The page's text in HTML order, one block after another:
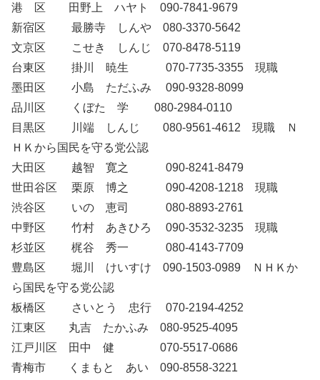
港 区 田野上 ハヤト 090-7841-9679
新宿区 最勝寺 しんや 080-3370-5642
文京区 こせき しんじ 070-8478-5119
台東区 掛川 暁生 070-7735-3355 現職
墨田区 小島 ただふみ 090-9328-8099
品川区 くぼた 学 080-2984-0110
目黒区 川端 しんじ 080-9561-4612 現職 Ｎ
ＨＫから国民を守る党公認
大田区 越智 寛之 090-8241-8479
世田谷区 栗原 博之 090-4208-1218 現職
渋谷区 いの 恵司 080-8893-2761
中野区 竹村 あきひろ 090-3532-3235 現職
杉並区 梶谷 秀一 080-4143-7709
豊島区
堀川 けいすけ 090-1503-0989 ＮＨＫか
ら国民を守る党公認
板橋区 さいとう 忠行 070-2194-4252
江東区 丸吉 たかふみ 080-9525-4095
江戸川区 田中 健 070-5517-0686
青梅市 くまもと あい 090-8558-3221